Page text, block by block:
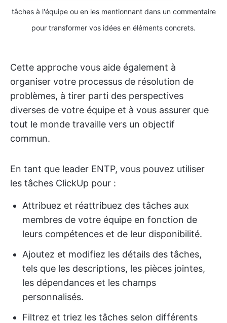
tâches à l'équipe ou en les mentionnant dans un commentaire
pour transformer vos idées en éléments concrets.
Cette approche vous aide également à
organiser votre processus de résolution de
problèmes, à tirer parti des perspectives
diverses de votre équipe et à vous assurer que
tout le monde travaille vers un objectif
commun.
En tant que leader ENTP, vous pouvez utiliser
les tâches ClickUp pour :
Attribuez et réattribuez des tâches aux
membres de votre équipe en fonction de
leurs compétences et de leur disponibilité.
Ajoutez et modifiez les détails des tâches,
tels que les descriptions, les pièces jointes,
les dépendances et les champs
personnalisés.
Filtrez et triez les tâches selon différents